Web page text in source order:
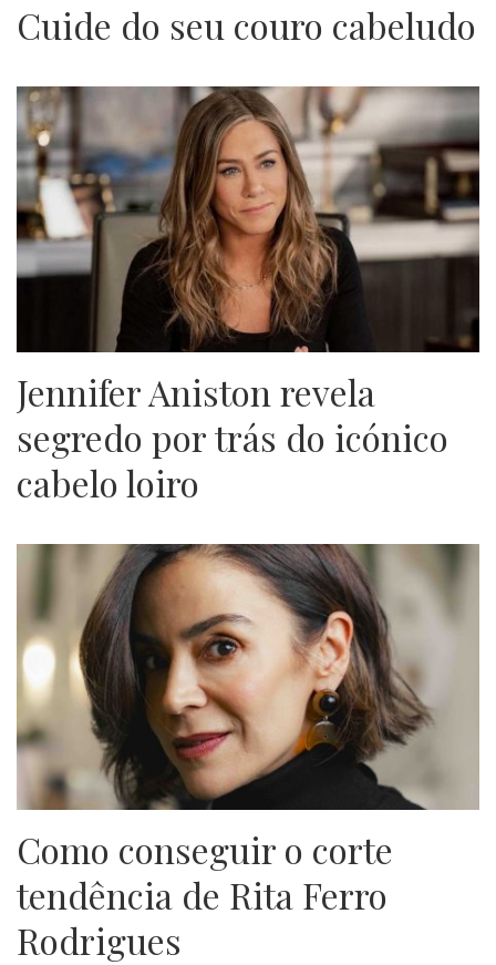
Cuide do seu couro cabeludo
Jennifer Aniston revela
segredo por trás do icónico
cabelo loiro
Como conseguir o corte
tendência de Rita Ferro
Rodrigues